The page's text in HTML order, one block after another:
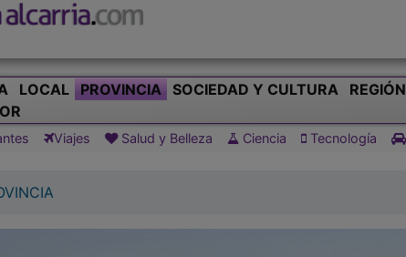
LOCAL PROVINCIA SOCIEDAD Y CULTURA REGIÓN
Viajes Salud y Belleza Ciencia Tecnología